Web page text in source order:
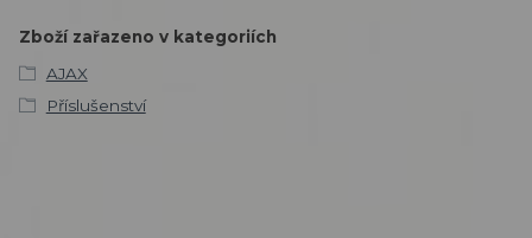
Zboží zařazeno v kategoriích
AJAX
Příslušenství